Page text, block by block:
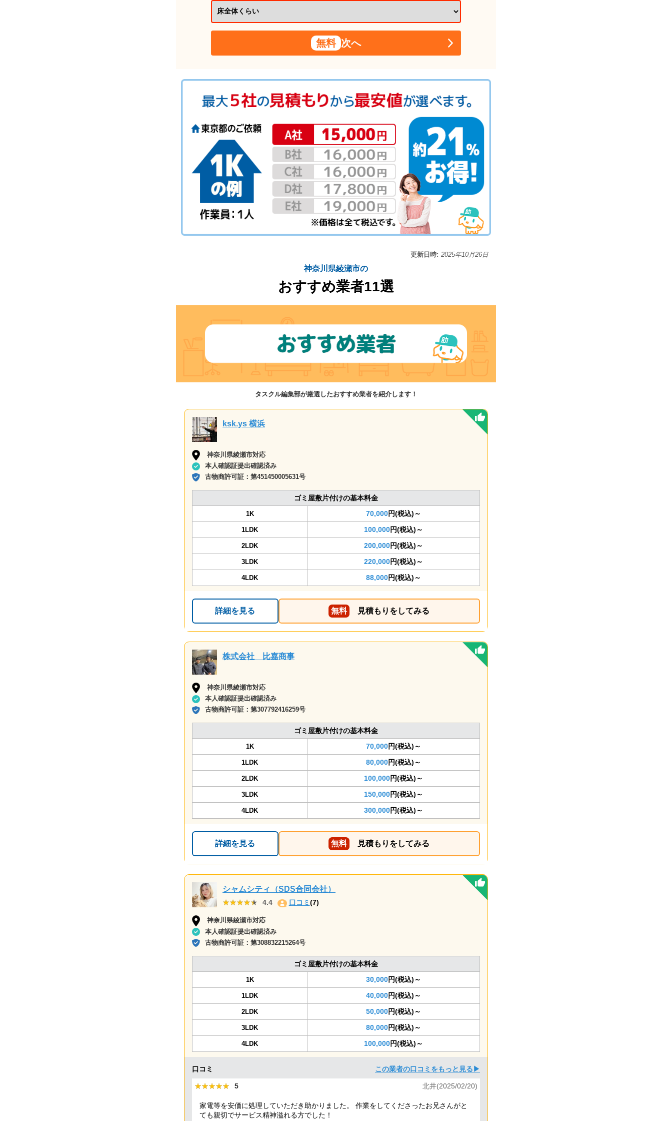
無料 次へ
更新日時: 2025年10月26日
神奈川県綾瀬市の
おすすめ業者11選
タスクル編集部が厳選したおすすめ業者を紹介します！
ksk.ys 横浜
神奈川県綾瀬市対応
本人確認証提出確認済み
古物商許可証： 第451450005631号
ゴミ屋敷片付けの基本料金
1K 70,000円(税込)～
1LDK 100,000円(税込)～
2LDK 200,000円(税込)～
3LDK 220,000円(税込)～
4LDK 88,000円(税込)～
詳細を見る 無料 見積もりをしてみる
株式会社 比嘉商事
神奈川県綾瀬市対応
本人確認証提出確認済み
古物商許可証： 第307792416259号
ゴミ屋敷片付けの基本料金
1K 70,000円(税込)～
1LDK 80,000円(税込)～
2LDK 100,000円(税込)～
3LDK 150,000円(税込)～
4LDK 300,000円(税込)～
詳細を見る 無料 見積もりをしてみる
シャムシティ（SDS合同会社）
★★★★★
★★★★★ 4.4 口コミ(7)
神奈川県綾瀬市対応
本人確認証提出確認済み
古物商許可証： 第308832215264号
ゴミ屋敷片付けの基本料金
1K 30,000円(税込)～
1LDK 40,000円(税込)～
2LDK 50,000円(税込)～
3LDK 80,000円(税込)～
4LDK 100,000円(税込)～
口コミ この業者の口コミをもっと見る▶
★★★★★
★★★★★ 5 北井(2025/02/20)
家電等を安価に処理していただき助かりました。 作業をしてくださったお兄さんがと
ても親切でサービス精神溢れる方でした！